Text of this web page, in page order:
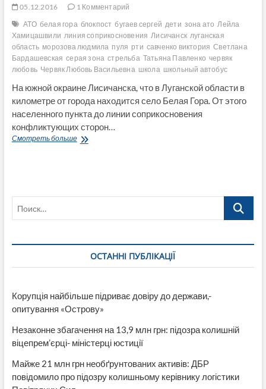
05.12.2016
1 Комментарий
АТО белая гора блокпост бугаев сергей дети зона ато Лейла
Хамицашвили линия соприкосновения Лисичанск луганская
область морозова людмила пуля рти савченко виктория Светлана
Бардашевская серая зона стрельба Татьяна Павленко червяк
любовь Червяк Любовь Васильевна школа школьный автобус
На южной окраине Лисичанска, что в Луганской области в
километре от города находится село Белая Гора. От этого
населенного пункта до линии соприкосновения
конфликтующих сторон…
Смотреть большеБелая
Поиск…
ОСТАННІ ПУБЛІКАЦІЇ
Корупція найбільше підриває довіру до держави,-
опитування «Острову»
Незаконне збагачення на 13,9 млн грн: підозра колишній
віцепрем’єрці- міністерці юстиції
Майже 21 млн грн необґрунтованих активів: ДБР
повідомило про підозру колишньому керівнику логістики